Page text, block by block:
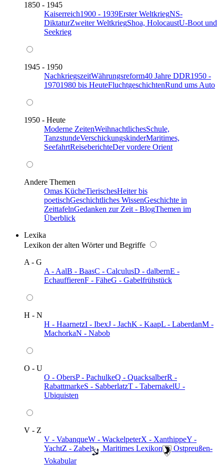
1850 - 1945
Kaiserreich1900 - 1939Erster WeltkriegNS-
DiktaturZweiter WeltkriegShoa, HolocaustU-Boot und
Seekrieg
1945 - 1950
NachkriegszeitWährungsreform40 Jahre DDR1950 -
19701980 bis HeuteFluchtgeschichtenRund ums Auto
1950 - Heute
Moderne ZeitenWeihnachtlichesSchule,
TanzstundeVerschickungskinderMaritimes,
SeefahrtReiseberichteDer vordere Orient
Andere Themen
Omas KücheTierischesHeiter bis
poetischGeschichtliches WissenGeschichte in
ZeittafelnGedanken zur Zeit - BlogThemen im
Überblick
Lexika
Lexikon der alten Wörter und Begriffe
A - G
A - AalB - BaasC - CalculusD - dalbernE -
EchauffierenF - FäheG - Gabelfrühstück
H - N
H - HaarnetzI - IbexJ - JachK - KaapL - LaberdanM -
MachorkaN - Nabob
O - U
O - ObersP - PachulkeQ - QuacksalberR -
RabattmarkeS - SabberlatzT - TabernakelU -
Ubiquisten
V - Z
V - VabanqueW - WackelpeterX - XanthippeY -
YachtZ - Zabel ️ Maritimes Lexikon
️ Ostpreußen-
Vokabular